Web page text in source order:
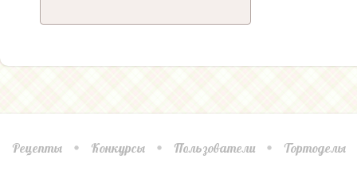
Рецепты Конкурсы Пользователи Тортоделы